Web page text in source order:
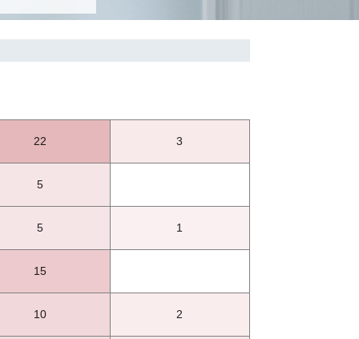
22 3
5
5 1
15
10 2